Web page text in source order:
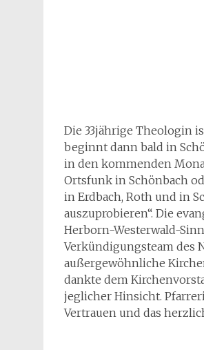
Einen Kommentar
Beitragsnavigation
Mitarbeiterinnen und
Licht“ setzen
Schreibe einen